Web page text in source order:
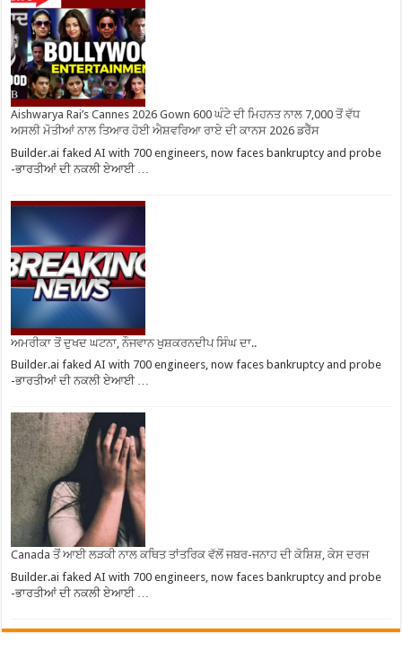
Aishwarya Rai’s Cannes 2026 Gown 600 ਘੰਟੇ ਦੀ ਮਿਹਨਤ ਨਾਲ 7,000 ਤੋਂ ਵੱਧ
ਅਸਲੀ ਮੋਤੀਆਂ ਨਾਲ ਤਿਆਰ ਹੋਈ ਐਸ਼ਵਰਿਆ ਰਾਏ ਦੀ ਕਾਨਸ 2026 ਡਰੈੱਸ
Builder.ai faked AI with 700 engineers, now faces bankruptcy and probe
-ਭਾਰਤੀਆਂ ਦੀ ਨਕਲੀ ਏਆਈ …
ਅਮਰੀਕਾ ਤੋਂ ਦੁਖਦ ਘਟਨਾ, ਨੌਜਵਾਨ ਖੁਸ਼ਕਰਨਦੀਪ ਸਿੰਘ ਦਾ..
Builder.ai faked AI with 700 engineers, now faces bankruptcy and probe
-ਭਾਰਤੀਆਂ ਦੀ ਨਕਲੀ ਏਆਈ …
Canada ਤੋਂ ਆਈ ਲੜਕੀ ਨਾਲ ਕਥਿਤ ਤਾਂਤਰਿਕ ਵੱਲੋਂ ਜਬਰ-ਜਨਾਹ ਦੀ ਕੋਸ਼ਿਸ਼, ਕੇਸ ਦਰਜ
Builder.ai faked AI with 700 engineers, now faces bankruptcy and probe
-ਭਾਰਤੀਆਂ ਦੀ ਨਕਲੀ ਏਆਈ …